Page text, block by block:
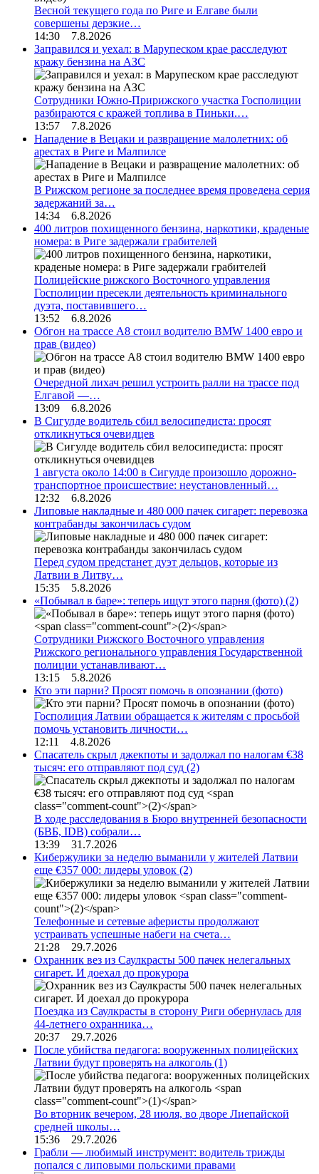
Весной текущего года по Риге и Елгаве были
совершены дерзкие…
14:30 7.8.2026
Заправился и уехал: в Марупеском крае расследуют
кражу бензина на АЗС
Сотрудники Южно-Пририжского участка Госполиции
разбираются с кражей топлива в Пиньки.…
13:57 7.8.2026
Нападение в Вецаки и развращение малолетних: об
арестах в Риге и Малпилсе
В Рижском регионе за последнее время проведена серия
задержаний за…
14:34 6.8.2026
400 литров похищенного бензина, наркотики, краденые
номера: в Риге задержали грабителей
Полицейские рижского Восточного управления
Госполиции пресекли деятельность криминального
дуэта, поставившего…
13:52 6.8.2026
Обгон на трассе А8 стоил водителю BMW 1400 евро и
прав (видео)
Очередной лихач решил устроить ралли на трассе под
Елгавой —…
13:09 6.8.2026
В Сигулде водитель сбил велосипедиста: просят
откликнуться очевидцев
1 августа около 14:00 в Сигулде произошло дорожно-
транспортное происшествие: неустановленный…
12:32 6.8.2026
Липовые накладные и 480 000 пачек сигарет: перевозка
контрабанды закончилась судом
Перед судом предстанет дуэт дельцов, которые из
Латвии в Литву…
15:35 5.8.2026
«Побывал в баре»: теперь ищут этого парня (фото) (2)
Сотрудники Рижского Восточного управления
Рижского регионального управления Государственной
полиции устанавливают…
13:15 5.8.2026
Кто эти парни? Просят помочь в опознании (фото)
Госполиция Латвии обращается к жителям с просьбой
помочь установить личности…
12:11 4.8.2026
Спасатель скрыл джекпоты и задолжал по налогам €38
тысяч: его отправляют под суд (2)
В ходе расследования в Бюро внутренней безопасности
(БВБ, IDB) собрали…
13:39 31.7.2026
Кибержулики за неделю выманили у жителей Латвии
еще €357 000: лидеры уловок (2)
Телефонные и сетевые аферисты продолжают
устраивать успешные набеги на счета…
21:28 29.7.2026
Охранник вез из Саулкрасты 500 пачек нелегальных
сигарет. И доехал до прокурора
Поездка из Саулкрасты в сторону Риги обернулась для
44-летнего охранника…
20:37 29.7.2026
После убийства педагога: вооруженных полицейских
Латвии будут проверять на алкоголь (1)
Во вторник вечером, 28 июля, во дворе Лиепайской
средней школы…
15:36 29.7.2026
Грабли — любимый инструмент: водитель трижды
попался с липовыми польскими правами